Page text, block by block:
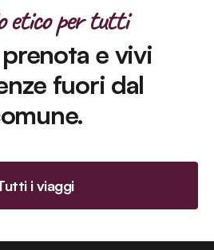
etico per tutti
e vivi
fuori dal
i viaggi